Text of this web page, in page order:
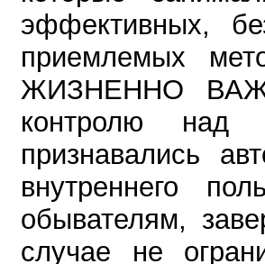
эффективных,
приемлемых
ЖИЗНЕННО
контролю над
признавались
внутреннего
обывателям,
случае не